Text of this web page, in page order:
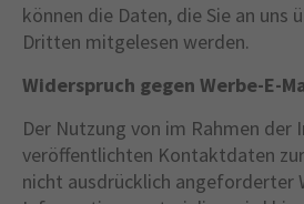
können die Daten, die Sie an uns
Dritten mitgelesen werden.
Widerspruch gegen Werbe-E-
Der Nutzung von im Rahmen der
veröffentlichten Kontaktdaten
nicht ausdrücklich angeforderter